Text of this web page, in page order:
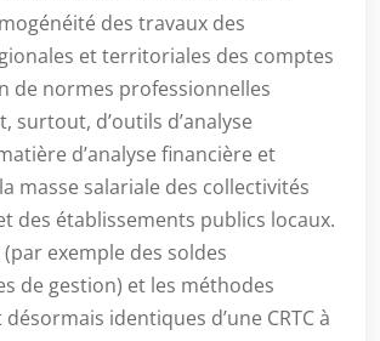
des travaux des
et territoriales des comptes
de normes professionnelles
surtout, d’outils d’analyse
d’analyse financière et
masse salariale des collectivités
des établissements publics locaux.
exemple des soldes
de gestion) et les méthodes
identiques d’une CRTC à